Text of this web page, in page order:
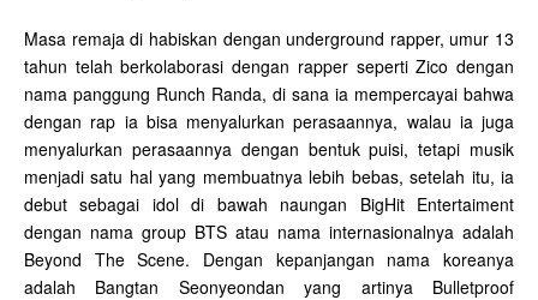
Masa remaja di habiskan dengan underground rapper, umur 13
tahun telah berkolaborasi dengan rapper seperti Zico dengan
nama panggung Runch Randa, di sana ia mempercayai bahwa
dengan rap ia bisa menyalurkan perasaannya, walau ia juga
menyalurkan perasaannya dengan bentuk puisi, tetapi musik
menjadi satu hal yang membuatnya lebih bebas, setelah itu, ia
debut sebagai idol di bawah naungan BigHit Entertaiment
dengan nama group BTS atau nama internasionalnya adalah
Beyond The Scene. Dengan kepanjangan nama koreanya
adalah Bangtan Seonyeondan yang artinya Bulletproof